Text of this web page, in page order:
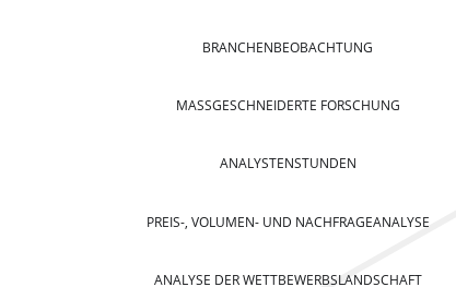
BRANCHENBEOBACHTUNG
MASSGESCHNEIDERTE FORSCHUNG
ANALYSTENSTUNDEN
PREIS-, VOLUMEN- UND NACHFRAGEANALYSE
ANALYSE DER WETTBEWERBSLANDSCHAFT